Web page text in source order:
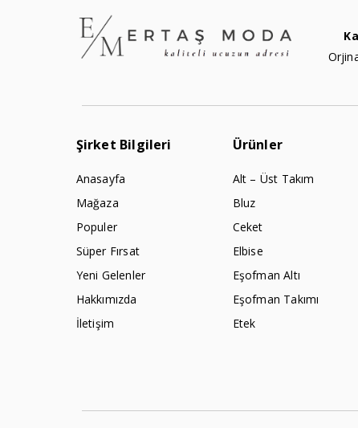
Şirket Bilgileri
Anasayfa
Mağaza
Populer
Süper Fırsat
Yeni Gelenler
Hakkımızda
İletişim
Ürünler
Alt – Üst Takım
Bluz
Ceket
Elbise
Eşofman Altı
Eşofman Takımı
Etek